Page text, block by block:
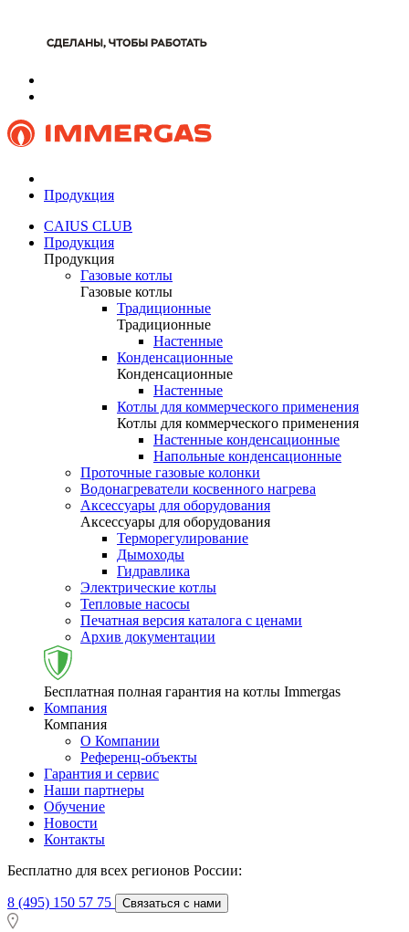
Продукция
CAIUS CLUB
Продукция
Продукция
Газовые котлы
Газовые котлы
Традиционные
Традиционные
Настенные
Конденсационные
Конденсационные
Настенные
Котлы для коммерческого применения
Котлы для коммерческого применения
Настенные конденсационные
Напольные конденсационные
Проточные газовые колонки
Водонагреватели косвенного нагрева
Аксессуары для оборудования
Аксессуары для оборудования
Терморегулирование
Дымоходы
Гидравлика
Электрические котлы
Тепловые насосы
Печатная версия каталога с ценами
Архив документации
Бесплатная полная гарантия на котлы Immergas
Компания
Компания
О Компании
Референц-объекты
Гарантия и сервис
Наши партнеры
Обучение
Новости
Контакты
Бесплатно для всех регионов России:
8 (495) 150 57 75 Связаться с нами